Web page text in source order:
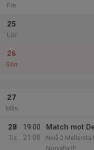
Fre
25
Lör
26
Sön
27
Mån
28
Tis
19:00
21:00
Match mot
Nivå 2 Mellersta
Norvalla IP